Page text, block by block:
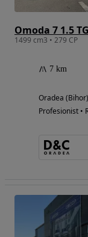
Omoda 7 1.5
1499 cm3 • 279 CP
7 km
Oradea (Bihor)
Profesionist •